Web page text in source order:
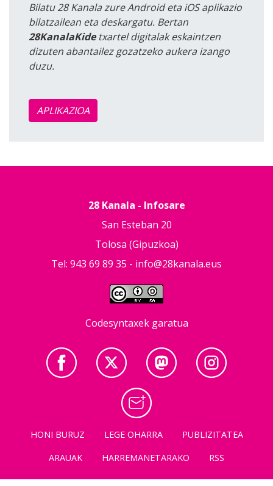
Bilatu 28 Kanala zure Android eta iOS aplikazio
bilatzailean eta deskargatu. Bertan
28KanalaKidetxartel digitalak eskaintzen
dizuten abantailez gozatzeko aukera izango
duzu.
APLIKAZIOA
28 Kanala - Infosare
San Esteban 20
Tolosa (Gipuzkoa)
Tel: 943 69 89 35 - info@28kanala.eus
Codesyntaxek garatua
HONI BURUZ LEGE OHARRA
PUBLIZITATEA
ARAUAK
HARREMANETARAKO RSS